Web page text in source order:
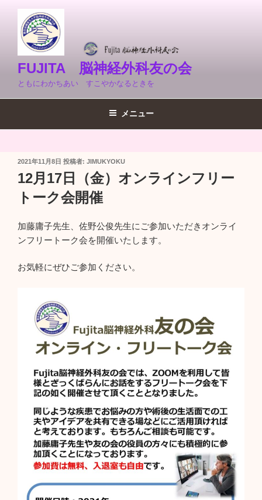
プ
FUJITA 脳神経外科友の会
ともにわかちあい すこやかなるときを
メニュー
投
日:
2021年11月8日 投稿者: JIMUKYOKU
12月17日（金）オンラインフリー
トーク会開催
加藤庸子先生、佐野公俊先生にご参加いただきオンライ
ンフリートーク会を開催いたします。
お気軽にぜひご参加ください。